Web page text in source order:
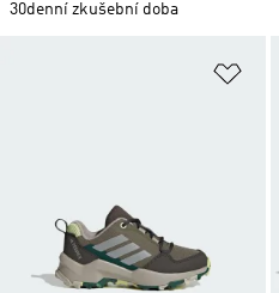
30denní zkušební doba